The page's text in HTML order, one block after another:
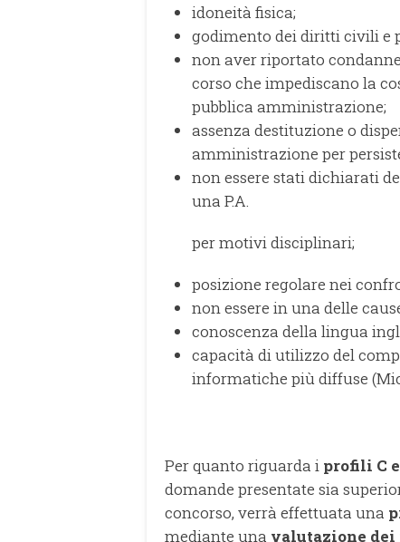
idoneità fisica;
godimento dei diritti civili e
non aver riportato
corso che impediscano la
pubblica amministrazione;
assenza destituzione o
amministrazione per
non essere stati dichiarati
una P.A.
per motivi disciplinari;
posizione regolare nei
non essere in una delle
conoscenza della lingua
capacità di utilizzo del
informatiche più diffuse
Per quanto riguarda i profili C
domande presentate sia
concorso, verrà effettuata una
mediante una valutazione